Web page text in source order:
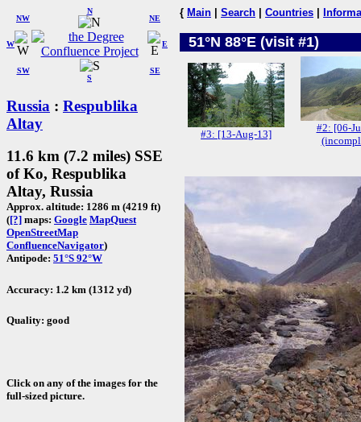
W
NW
N
NE
SW
S
SE
E
Russia : Respublika
Altay
11.6 km (7.2 miles) SSE
of Ko, Respublika
Altay, Russia
Approx. altitude: 1286 m (4219 ft)
([?] maps: Google MapQuest
OpenStreetMap
ConfluenceNavigator)
Antipode: 51°S 92°W
Accuracy: 1.2 km (1312 yd)
Quality: good
Click on any of the images for the
full-sized picture.
{ Main Search Countries
51°N 88°E (visit #1)
#3: [13-Aug-13]
#2: [06-